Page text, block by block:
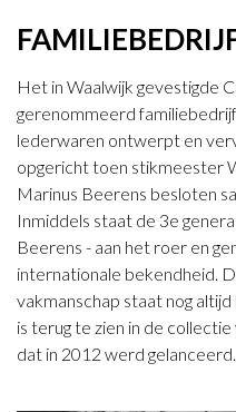
Het in Waalwijk gevestigde
gerenommeerd
lederwaren ontwerpt en
opgericht toen stikmeester
Marinus Beerens besloten
Inmiddels staat de 3e
Beerens - aan het roer en
internationale bekendheid.
vakmanschap staat nog
is terug te zien in de
dat in 2012 werd gelanceerd.